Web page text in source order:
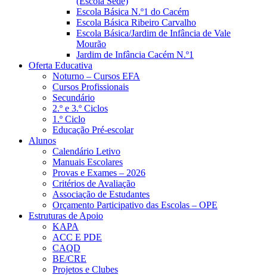
Escola Básica N.º1 do Cacém
Escola Básica Ribeiro Carvalho
Escola Básica/Jardim de Infância de Vale
Mourão
Jardim de Infância Cacém N.º1
Oferta Educativa
Noturno – Cursos EFA
Cursos Profissionais
Secundário
2.º e 3.º Ciclos
1.º Ciclo
Educação Pré-escolar
Alunos
Calendário Letivo
Manuais Escolares
Provas e Exames – 2026
Critérios de Avaliação
Associação de Estudantes
Orçamento Participativo das Escolas – OPE
Estruturas de Apoio
KAPA
ACC E PDE
CAQD
BE/CRE
Projetos e Clubes